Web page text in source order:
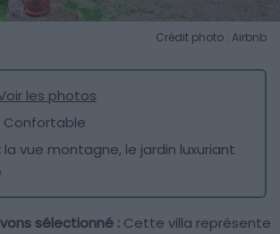
Crédit photo : Airbnb
les photos
Confortable
la vue montagne, le jardin luxuriant
sélectionné : Cette villa représente